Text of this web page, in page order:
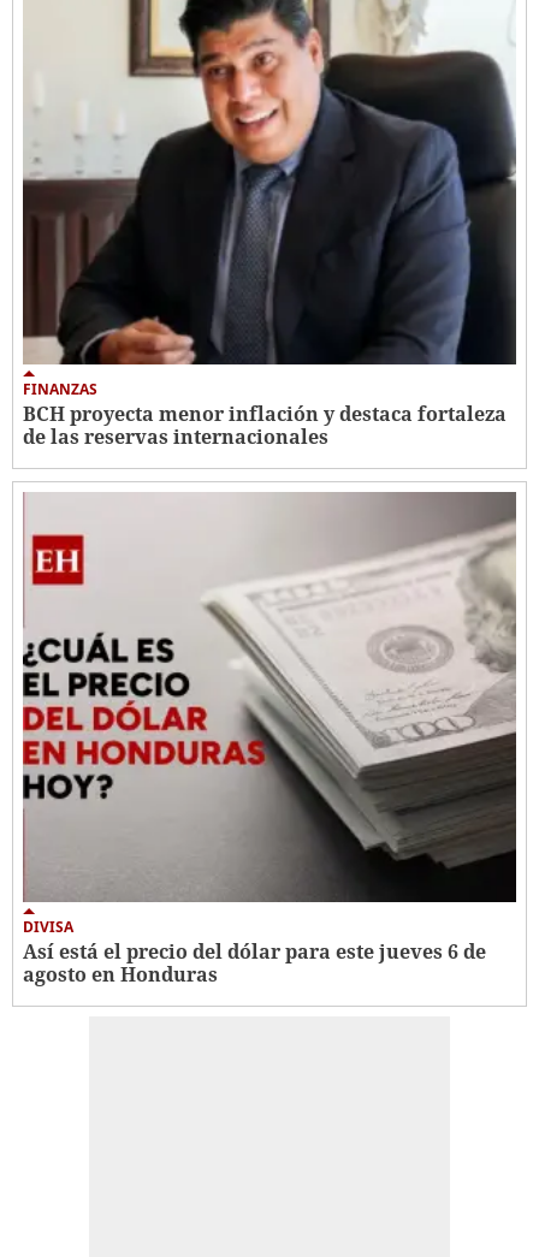
FINANZAS
BCH proyecta menor inflación y destaca fortaleza
de las reservas internacionales
DIVISA
Así está el precio del dólar para este jueves 6 de
agosto en Honduras